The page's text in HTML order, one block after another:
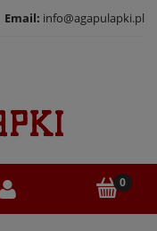
Email: info@agapulapki.pl